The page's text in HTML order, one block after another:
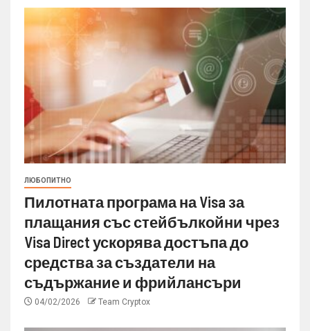
ЛЮБОПИТНО
Пилотната програма на Visa за
плащания със стейбълкойни чрез
Visa Direct ускорява достъпа до
средства за създатели на
съдържание и фрийлансъри
04/02/2026 Team Cryptox